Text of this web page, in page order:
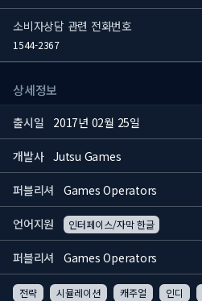
소비자상담 관련 전화번호
1544-2367
상세정보
출시일 2017년 02월 25일
개발사 Jutsu Games
퍼블리셔 Games Operators
언어지원 인터페이스/자막 한글
퍼블리셔 Games Operators
전략 시뮬레이션 캐주얼 인디